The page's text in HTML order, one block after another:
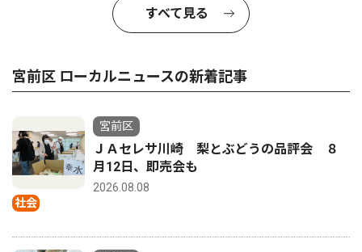
すべて見る
宮前区 ローカルニュースの新着記事
社会
宮前区
ＪＡセレサ川崎 梨とぶどうの品評会 ８
月12日、即売会も
2026.08.08